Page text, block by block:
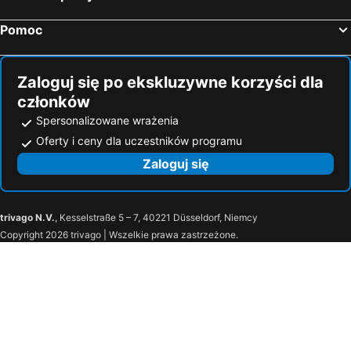
Villa Toscana
Régi Posta Hotel és Étterem
Stop Panzio
Julia Panzió
Eliza Vendégház
Nati és Bea Vendégház
Garden Apartmanház 2
Arnika Vendégház
Caty Vendégház
Family Vendégház
Sunset Apartments
Katalin
Pomoc
Zaloguj się po ekskluzywne korzyści dla
członków
Spersonalizowane wrażenia
Oferty i ceny dla uczestników programu
Zaloguj się
trivago N.V., Kesselstraße 5 – 7, 40221 Düsseldorf, Niemcy
Copyright 2026 trivago | Wszelkie prawa zastrzeżone.